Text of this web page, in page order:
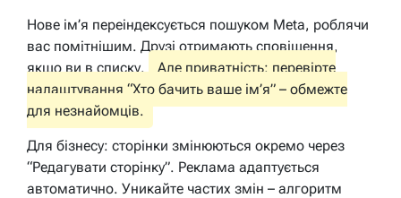
Нове ім’я переіндексується пошуком Meta, роблячи
вас помітнішим. Друзі отримають сповіщення,
якщо ви в списку. Але приватність: перевірте
налаштування “Хто бачить ваше ім’я” – обмежте
для незнайомців.
Для бізнесу: сторінки змінюються окремо через
“Редагувати сторінку”. Реклама адаптується
автоматично. Уникайте частих змін – алгоритм